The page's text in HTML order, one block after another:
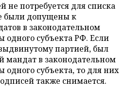
не потребуется для списка
были допущены к
в законодательном
одного субъекта РФ. Если
партией, был
мандат в законодательном
одного субъекта, то для них
также снимается.